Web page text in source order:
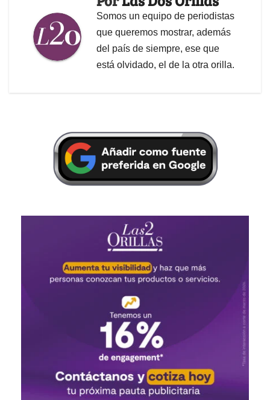
Somos un equipo de periodistas
que queremos mostrar, además
del país de siempre, ese que
está olvidado, el de la otra orilla.